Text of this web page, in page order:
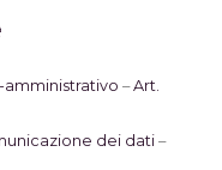
–Art.
dei dati–